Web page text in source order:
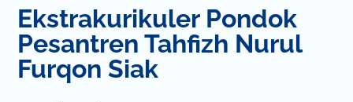
Ekstrakurikuler Pondok
Pesantren Tahfizh Nurul
Furqon Siak